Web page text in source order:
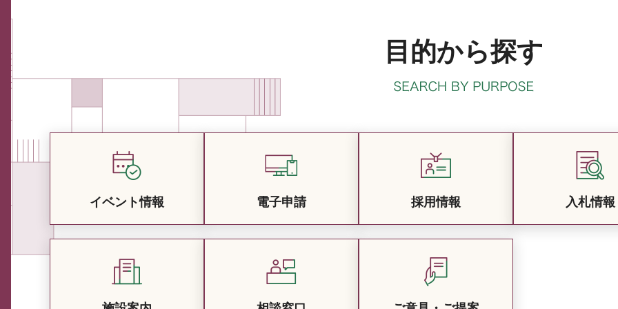
目的から探す
イベント情報 電子申請 採用情報 入札情報